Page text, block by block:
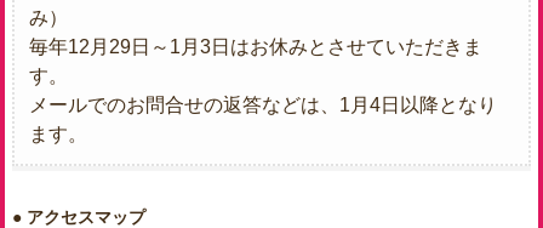
み）
毎年12月29日～1月3日はお休みとさせていただきま
す。
メールでのお問合せの返答などは、1月4日以降となり
ます。
アクセスマップ